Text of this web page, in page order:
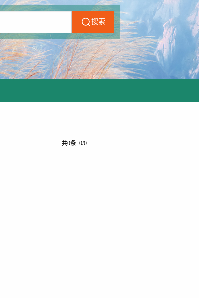
搜索
共0条 0/0